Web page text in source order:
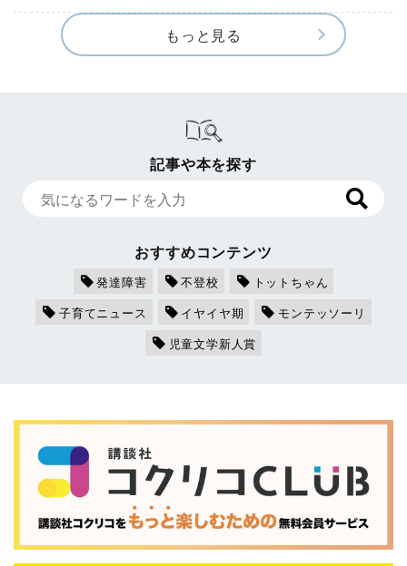
もっと見る
記事や本を探す
おすすめコンテンツ
発達障害 不登校
トットちゃん
子育てニュース
イヤイヤ期
モンテッソーリ
児童文学新人賞